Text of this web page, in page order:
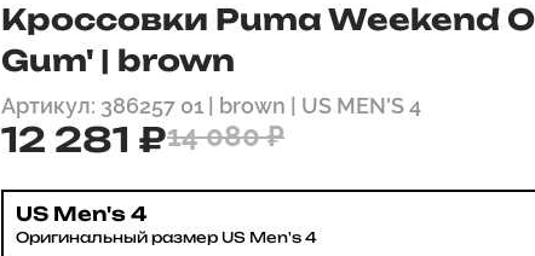
Кроссовки Puma Weekend
Gum' | brown
Артикул: 386257 01 | brown | US MEN'S 4
12 281 ₽14 080 ₽
US Men's 4
Оригинальный размер US Men's 4